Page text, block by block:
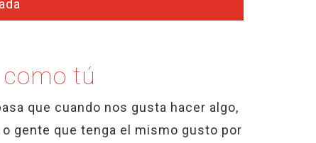
tú
que cuando nos gusta hacer algo,
gente que tenga el mismo gusto por